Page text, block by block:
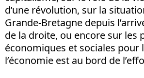
d’une révolution, sur la
Grande-Bretagne depuis
de la droite, ou encore sur les
économiques et sociales pour
l’économie est au bord de